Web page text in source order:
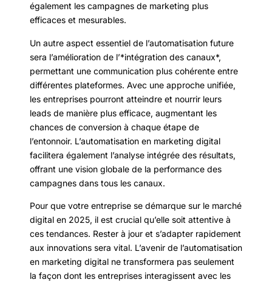
également les campagnes de marketing plus
efficaces et mesurables.
Un autre aspect essentiel de l’automatisation future
sera l’amélioration de l’*intégration des canaux*,
permettant une communication plus cohérente entre
différentes plateformes. Avec une approche unifiée,
les entreprises pourront atteindre et nourrir leurs
leads de manière plus efficace, augmentant les
chances de conversion à chaque étape de
l’entonnoir. L’automatisation en marketing digital
facilitera également l’analyse intégrée des résultats,
offrant une vision globale de la performance des
campagnes dans tous les canaux.
Pour que votre entreprise se démarque sur le marché
digital en 2025, il est crucial qu’elle soit attentive à
ces tendances. Rester à jour et s’adapter rapidement
aux innovations sera vital. L’avenir de l’automatisation
en marketing digital ne transformera pas seulement
la façon dont les entreprises interagissent avec les